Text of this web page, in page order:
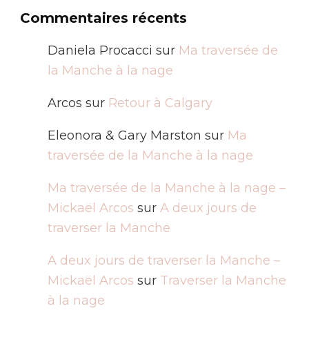
Commentaires récents
Daniela Procacci sur Ma traversée de
la Manche à la nage
Arcos sur Retour à Calgary
Eleonora & Gary Marston sur Ma
traversée de la Manche à la nage
Ma traversée de la Manche à la nage –
Mickaël Arcos sur A deux jours de
traverser la Manche
A deux jours de traverser la Manche –
Mickaël Arcos sur Traverser la Manche
à la nage